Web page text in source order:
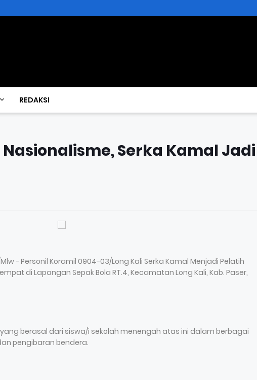
REDAKSI
Serka Kamal Jadi
- Personil Koramil 0904-03/Long Kali Serka Kamal Menjadi Pelatih
di Lapangan Sepak Bola RT.4, Kecamatan Long Kali, Kab. Paser,
berasal dari siswa/i sekolah menengah atas ini dalam berbagai
pengibaran bendera.